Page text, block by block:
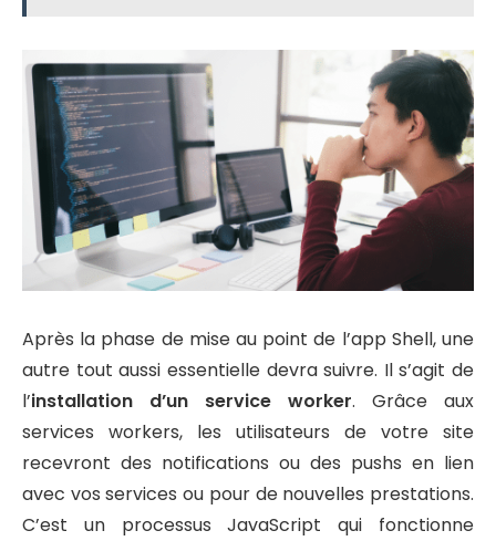
Après la phase de mise au point de l’app Shell, une
autre tout aussi essentielle devra suivre. Il s’agit de
l’installation d’un service worker. Grâce aux
services workers, les utilisateurs de votre site
recevront des notifications ou des pushs en lien
avec vos services ou pour de nouvelles prestations.
C’est un processus JavaScript qui fonctionne